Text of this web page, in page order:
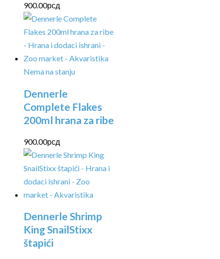
900.00рсд
Nema na stanju
Dennerle
Complete Flakes
200ml hrana za ribe
900.00рсд
Dennerle Shrimp
King SnailStixx
štapići